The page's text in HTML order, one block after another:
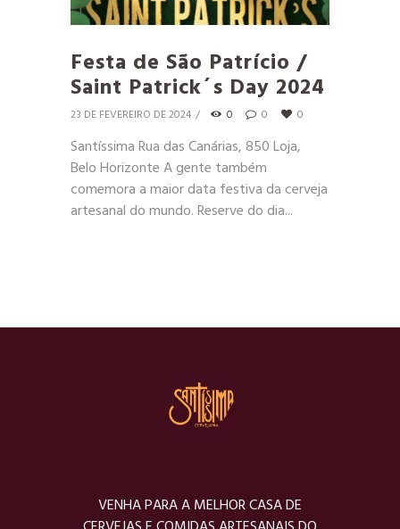
Festa de São Patrício /
Saint Patrick´s Day 2024
23 DE FEVEREIRO DE 2024 0 0 0
Santíssima Rua das Canárias, 850 Loja,
Belo Horizonte A gente também
comemora a maior data festiva da cerveja
artesanal do mundo. Reserve do dia...
VENHA PARA A MELHOR CASA DE